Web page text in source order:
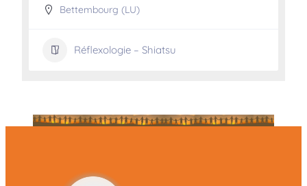
Bettembourg (LU)
Réflexologie – Shiatsu